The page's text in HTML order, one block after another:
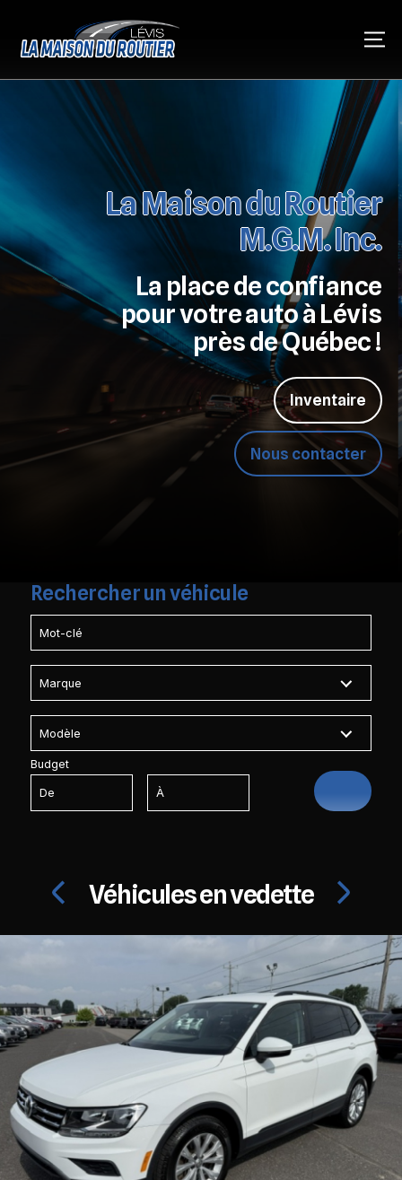
La Maison du Routier
M.G.M. Inc.
La place de confiance
pour votre auto à Lévis
près de Québec !
Inventaire
Nous contacter
Rechercherun véhicule
Budget
Véhicules en vedette